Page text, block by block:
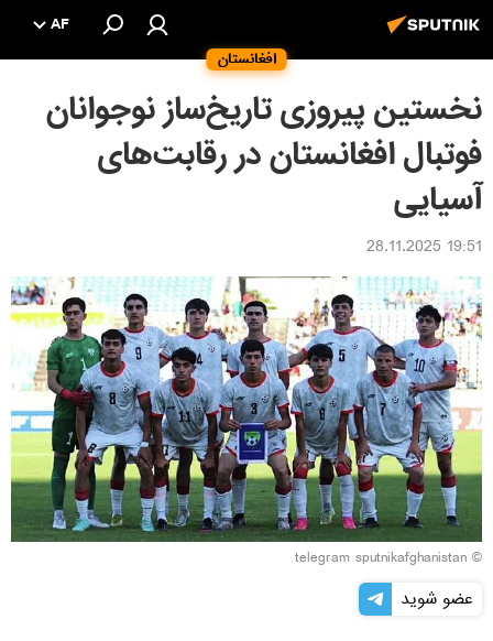
افغانستان
AF
نخستین پیروزی تاریخ‌ساز نوجوانان
فوتبال افغانستان در رقابت‌های
آسیایی
19:51 28.11.2025
© telegram sputnikafghanistan
عضو شوید